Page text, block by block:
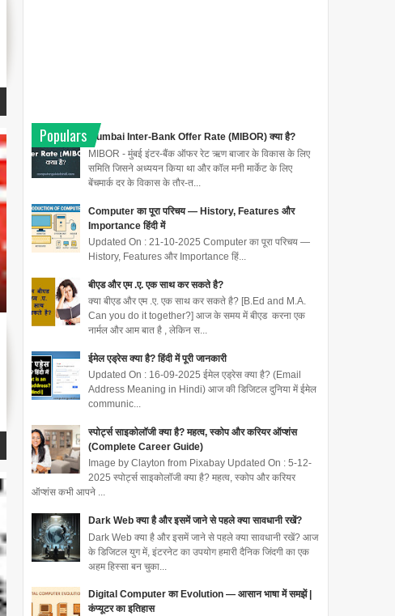
Populars
Mumbai Inter-Bank Offer Rate (MIBOR) क्या है?
MIBOR - मुंबई इंटर-बैंक ऑफर रेट ऋण बाजार के विकास के लिए
समिति जिसने अध्ययन किया था और कॉल मनी मार्केट के लिए
बेंचमार्क दर के विकास के तौर-त...
Computer का पूरा परिचय — History, Features और
Importance हिंदी में
Updated On : 21-10-2025 Computer का पूरा परिचय —
History, Features और Importance हिं...
बीएड और एम .ए. एक साथ कर सकते है?
क्या बीएड और एम .ए. एक साथ कर सकते है? [B.Ed and M.A.
Can you do it together?] आज के समय में बीएड करना एक
नार्मल और आम बात है , लेकिन स...
ईमेल एड्रेस क्या है? हिंदी में पूरी जानकारी
Updated On : 16-09-2025 ईमेल एड्रेस क्या है? (Email
Address Meaning in Hindi) आज की डिजिटल दुनिया में ईमेल
communic...
स्पोर्ट्स साइकोलॉजी क्या है? महत्व, स्कोप और करियर ऑप्शंस
(Complete Career Guide)
Image by Clayton from Pixabay Updated On : 5-12-
2025 स्पोर्ट्स साइकोलॉजी क्या है? महत्व, स्कोप और करियर
ऑप्शंस कभी आपने ...
Dark Web क्या है और इसमें जाने से पहले क्या सावधानी रखें?
Dark Web क्या है और इसमें जाने से पहले क्या सावधानी रखें? आज
के डिजिटल युग में, इंटरनेट का उपयोग हमारी दैनिक जिंदगी का एक
अहम हिस्सा बन चुका...
Digital Computer का Evolution — आसान भाषा में समझें |
कंप्यूटर का इतिहास